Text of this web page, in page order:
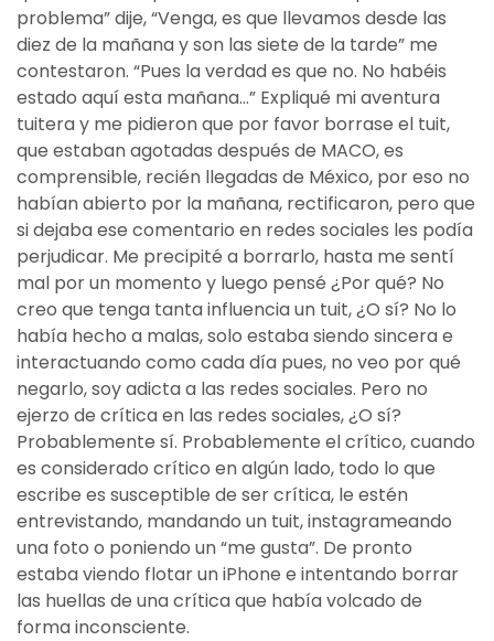
problema” dije, “Venga, es que llevamos desde las
diez de la mañana y son las siete de la tarde” me
contestaron. “Pues la verdad es que no. No habéis
estado aquí esta mañana…” Expliqué mi aventura
tuitera y me pidieron que por favor borrase el tuit,
que estaban agotadas después de MACO, es
comprensible, recién llegadas de México, por eso no
habían abierto por la mañana, rectificaron, pero que
si dejaba ese comentario en redes sociales les podía
perjudicar. Me precipité a borrarlo, hasta me sentí
mal por un momento y luego pensé ¿Por qué? No
creo que tenga tanta influencia un tuit, ¿O sí? No lo
había hecho a malas, solo estaba siendo sincera e
interactuando como cada día pues, no veo por qué
negarlo, soy adicta a las redes sociales. Pero no
ejerzo de crítica en las redes sociales, ¿O sí?
Probablemente sí. Probablemente el crítico, cuando
es considerado crítico en algún lado, todo lo que
escribe es susceptible de ser crítica, le estén
entrevistando, mandando un tuit, instagrameando
una foto o poniendo un “me gusta”. De pronto
estaba viendo flotar un iPhone e intentando borrar
las huellas de una crítica que había volcado de
forma inconsciente.